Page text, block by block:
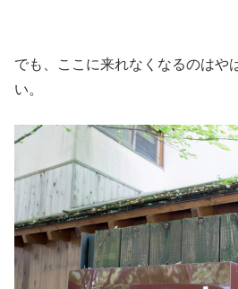
でも、ここに来れなくなるのはや
い。